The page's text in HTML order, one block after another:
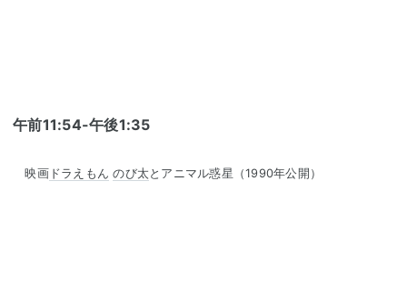
午前11:54-午後1:35
映画ドラえもん のび太 とアニマル惑星（1990年公開）